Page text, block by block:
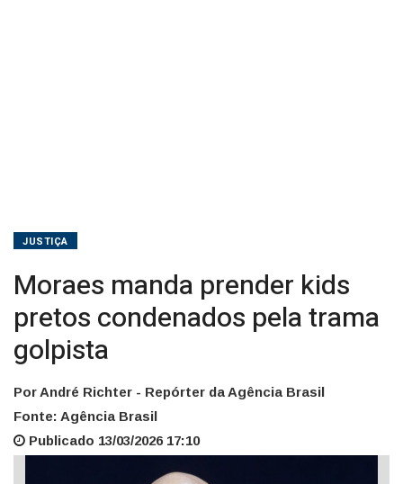
JUSTIÇA
Moraes manda prender kids
pretos condenados pela trama
golpista
Por André Richter - Repórter da Agência Brasil
Fonte: Agência Brasil
Publicado 13/03/2026 17:10